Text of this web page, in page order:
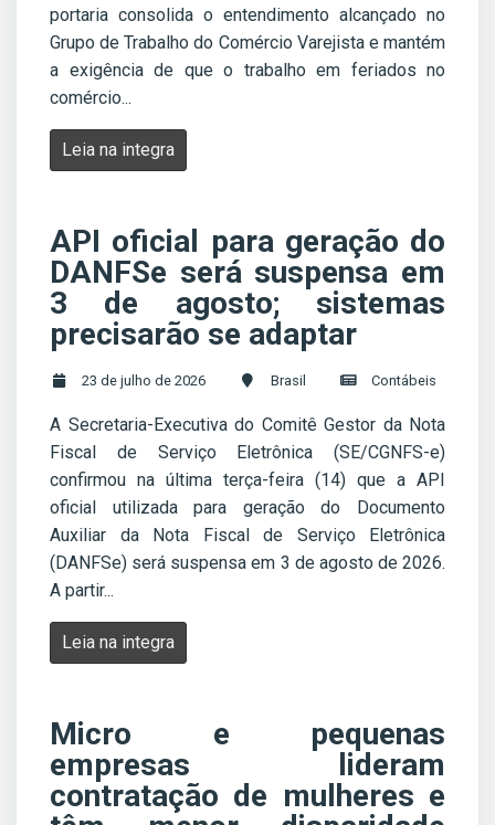
portaria consolida o entendimento alcançado no
Grupo de Trabalho do Comércio Varejista e mantém
a exigência de que o trabalho em feriados no
comércio...
Leia na integra
API oficial para geração do
DANFSe será suspensa em
3 de agosto; sistemas
precisarão se adaptar
23 de julho de 2026 Brasil Contábeis
A Secretaria-Executiva do Comitê Gestor da Nota
Fiscal de Serviço Eletrônica (SE/CGNFS-e)
confirmou na última terça-feira (14) que a API
oficial utilizada para geração do Documento
Auxiliar da Nota Fiscal de Serviço Eletrônica
(DANFSe) será suspensa em 3 de agosto de 2026.
A partir...
Leia na integra
Micro e pequenas
empresas lideram
contratação de mulheres e